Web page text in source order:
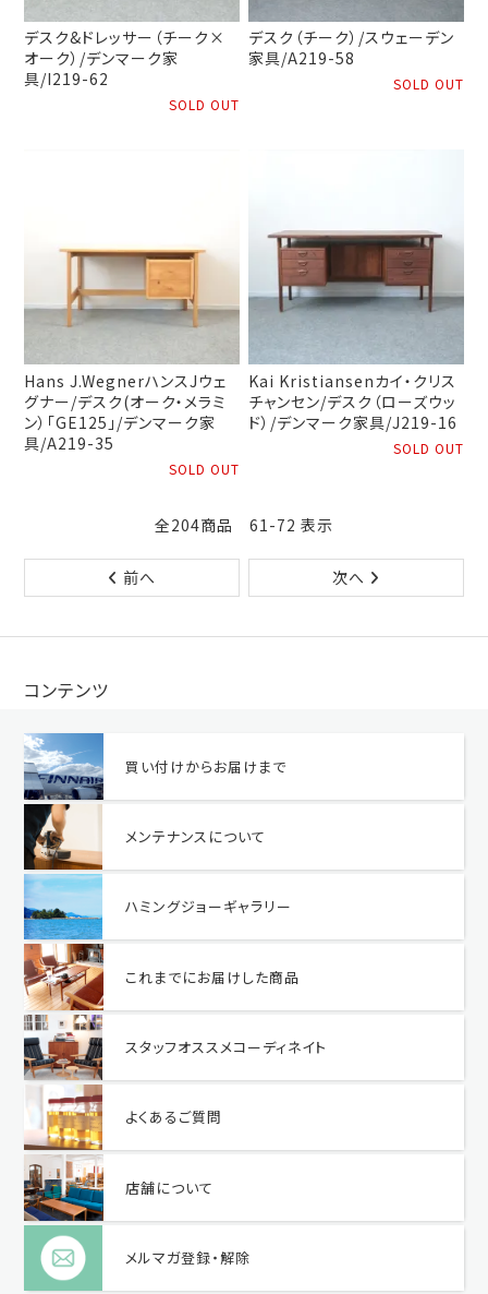
デスク&ドレッサー（チーク×
オーク）/デンマーク家
具/I219-62
SOLD OUT
デスク（チーク）/スウェーデン
家具/A219-58
SOLD OUT
Hans J.WegnerハンスJウェ
グナー/デスク(オーク・メラミ
ン）「GE125」/デンマーク家
具/A219-35
SOLD OUT
Kai Kristiansenカイ・クリス
チャンセン/デスク（ローズウッ
ド）/デンマーク家具/J219-16
SOLD OUT
全204商品 61-72 表示
前へ 次へ
コンテンツ
買い付けからお届けまで
メンテナンスについて
ハミングジョーギャラリー
これまでにお届けした商品
スタッフオススメコーディネイト
よくあるご質問
店舗について
メルマガ登録・解除